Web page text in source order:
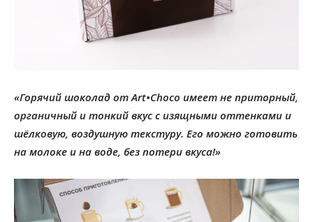
«Горячий шоколад от Art•Choco имеет не приторный,
органичный и тонкий вкус с изящными оттенками и
шёлковую, воздушную текстуру. Его можно готовить
на молоке и на воде, без потери вкуса!»